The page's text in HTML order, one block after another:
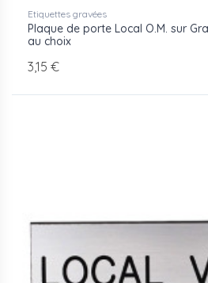
Etiquettes gravées
Plaque de porte Local O.M. sur
au choix
3,15 €